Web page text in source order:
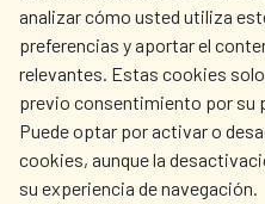
analizar cómo usted utiliza
preferencias y aportar el
relevantes. Estas cookies
previo consentimiento por su
Puede optar por activar o
cookies, aunque la
su experiencia de navegación.
NOS RÉSEAUX SOCIAUX